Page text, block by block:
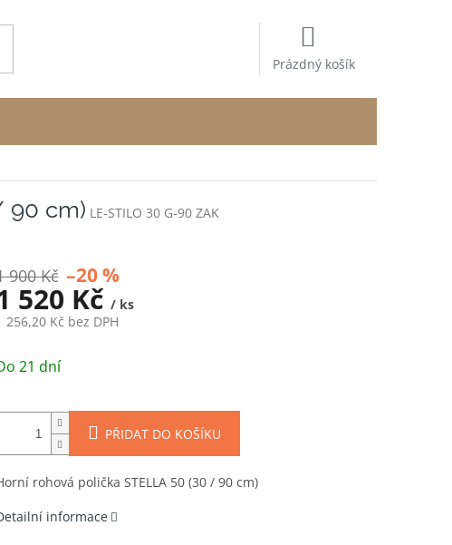
KOŠÍK
Prázdný košík
90 cm) LE-STILO 30 G-90 ZAK
900 Kč –20 %
520 Kč / ks
256,20 Kč bez DPH
21 dní
PŘIDAT DO KOŠÍKU
rohová polička STELLA 50 (30 / 90 cm)
informace